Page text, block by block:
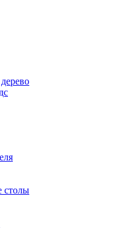
столы